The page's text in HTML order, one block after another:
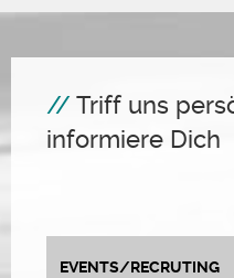
Triff uns
informiere Dich
EVENTS/RECRUTING